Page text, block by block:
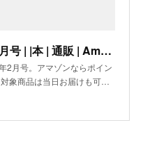
BRODY (ブロディ) 2020年2月号 | |本 | 通販 | Amazon
2月号。アマゾンならポイン
象商品は当日お届けも可…